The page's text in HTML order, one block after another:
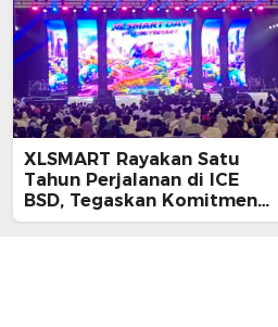
XLSMART Rayakan Satu
Tahun Perjalanan di ICE
BSD, Tegaskan Komitmen
Perkuat Jaringan dan